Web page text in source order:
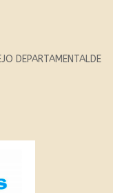
DEPARTAMENTALDE